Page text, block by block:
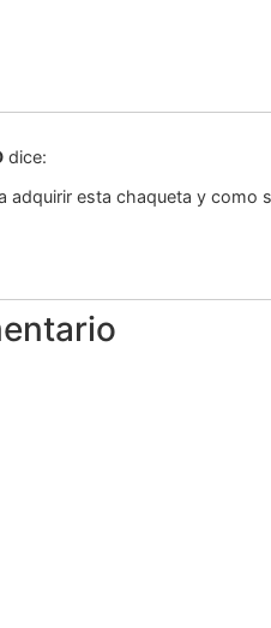
dice:
adquirir esta chaqueta y como